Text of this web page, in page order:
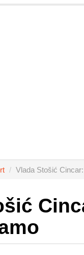
Vlada Stošić